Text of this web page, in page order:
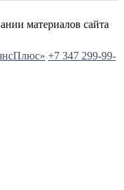
материалов сайта
+7 347 299-99-